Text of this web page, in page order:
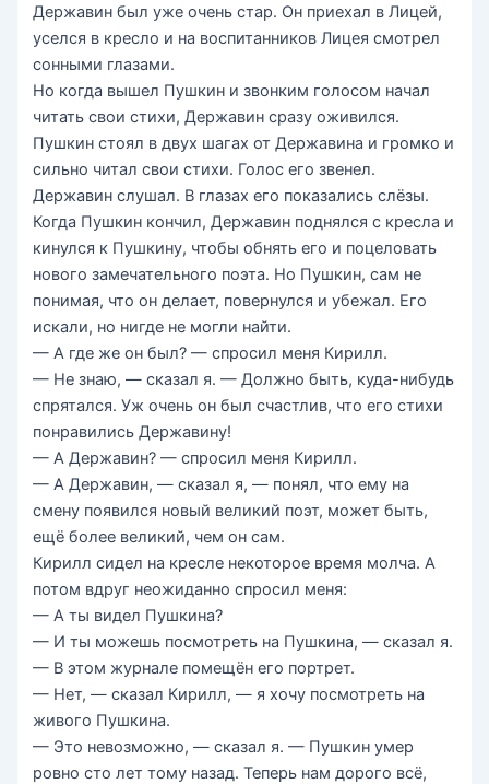
Державин был уже очень стар. Он приехал в Лицей,
уселся в кресло и на воспитанников Лицея смотрел
сонными глазами.
Но когда вышел Пушкин и звонким голосом начал
читать свои стихи, Державин сразу оживился.
Пушкин стоял в двух шагах от Державина и громко и
сильно читал свои стихи. Голос его звенел.
Державин слушал. В глазах его показались слёзы.
Когда Пушкин кончил, Державин поднялся с кресла и
кинулся к Пушкину, чтобы обнять его и поцеловать
нового замечательного поэта. Но Пушкин, сам не
понимая, что он делает, повернулся и убежал. Его
искали, но нигде не могли найти.
— А где же он был? — спросил меня Кирилл.
— Не знаю, — сказал я. — Должно быть, куда-нибудь
спрятался. Уж очень он был счастлив, что его стихи
понравились Державину!
— А Державин? — спросил меня Кирилл.
— А Державин, — сказал я, — понял, что ему на
смену появился новый великий поэт, может быть,
ещё более великий, чем он сам.
Кирилл сидел на кресле некоторое время молча. А
потом вдруг неожиданно спросил меня:
— А ты видел Пушкина?
— И ты можешь посмотреть на Пушкина, — сказал я.
— В этом журнале помещён его портрет.
— Нет, — сказал Кирилл, — я хочу посмотреть на
живого Пушкина.
— Это невозможно, — сказал я. — Пушкин умер
ровно сто лет тому назад. Теперь нам дорого всё,